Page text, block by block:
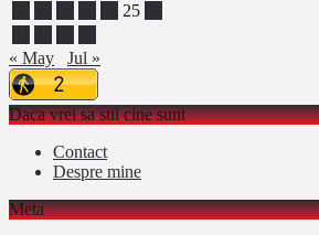
25
« May
Jul »
Daca vrei sa stii cine sunt
Contact
Despre mine
Meta